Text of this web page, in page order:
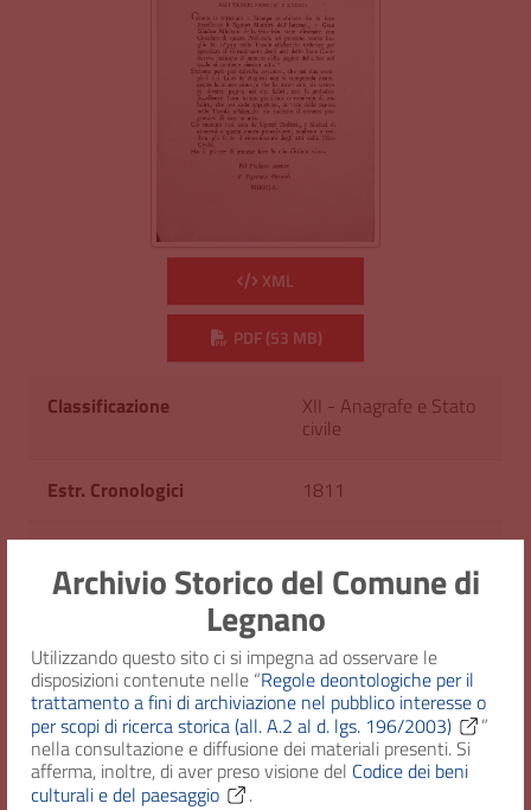
Archivio Storico del Comune di
Legnano
Utilizzando questo sito ci si impegna ad osservare le
disposizioni contenute nelle “Regole deontologiche per il
trattamento a fini di archiviazione nel pubblico interesse o
per scopi di ricerca storica (all. A.2 al d. lgs. 196/2003)
”
nella consultazione e diffusione dei materiali presenti. Si
afferma, inoltre, di aver preso visione del Codice dei beni
culturali e del paesaggio
.
XML
PDF (53 MB)
Classificazione XII - Anagrafe e Stato
civile
Estr. Cronologici 1811
1 fascicolo
Diritto d'accesso Uso pubblico
Completezza della
digitalizzazione
Completa